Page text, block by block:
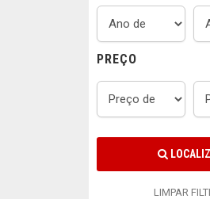
PREÇO
LIMPAR